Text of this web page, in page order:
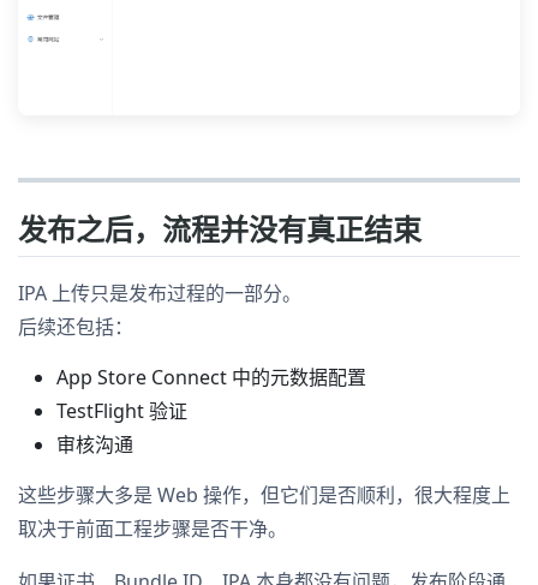
发布之后，流程并没有真正结束
IPA 上传只是发布过程的一部分。
后续还包括：
App Store Connect 中的元数据配置
TestFlight 验证
审核沟通
这些步骤大多是 Web 操作，但它们是否顺利，很大程度上
取决于前面工程步骤是否干净。